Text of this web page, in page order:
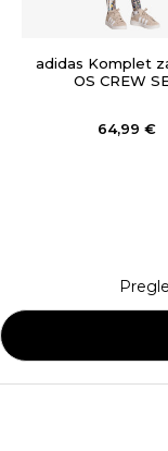
adidas Komplet
OS CREW
64,99 €